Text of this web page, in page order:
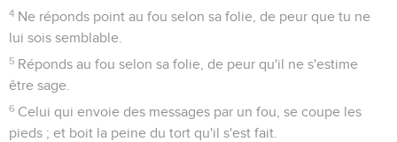
4 Ne réponds point au fou selon sa folie, de peur que tu ne
lui sois semblable.
5 Réponds au fou selon sa folie, de peur qu'il ne s'estime
être sage.
6 Celui qui envoie des messages par un fou, se coupe les
pieds ; et boit la peine du tort qu'il s'est fait.